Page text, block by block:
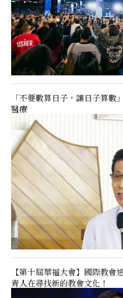
「不要數算日子，讓日子算數
醫療
【第十屆華福大會】國際教會
青人在尋找新的教會文化！